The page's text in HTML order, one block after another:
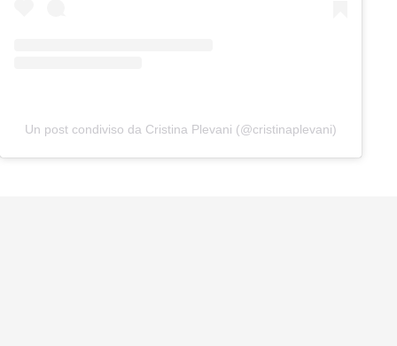
Un post condiviso da Cristina Plevani (@cristinaplevani)